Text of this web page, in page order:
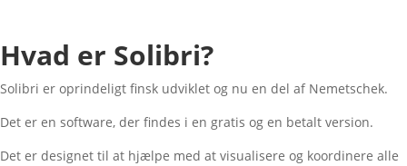
Hvad er Solibri?
Solibri er oprindeligt finsk udviklet og nu en del af Nemetschek.
Det er en software, der findes i en gratis og en betalt version.
Det er designet til at hjælpe med at visualisere og koordinere alle